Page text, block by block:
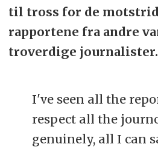
til tross for de
rapportene fra andre
troverdige journalister.
I've seen all the
respect all the
genuinely, all I can